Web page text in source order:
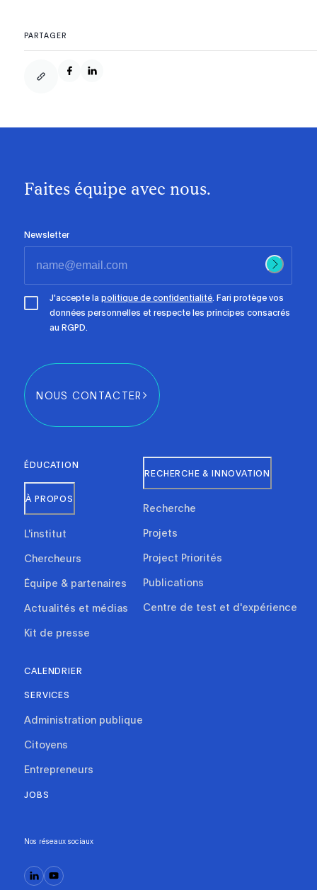
PARTAGER
Faites équipe avec nous.
Newsletter
J'accepte lapolitique de confidentialité. Fari protège vos
données personnelles et respecte les principes consacrés
au RGPD.
NOUS CONTACTER
ÉDUCATION
À PROPOS
L'institut
Chercheurs
Équipe & partenaires
Actualités et médias
Kit de presse
RECHERCHE & INNOVATION
Recherche
Projets
Project Priorités
Publications
Centre de test et d'expérience
CALENDRIER
SERVICES
Administration publique
Citoyens
Entrepreneurs
JOBS
Nos réseaux sociaux